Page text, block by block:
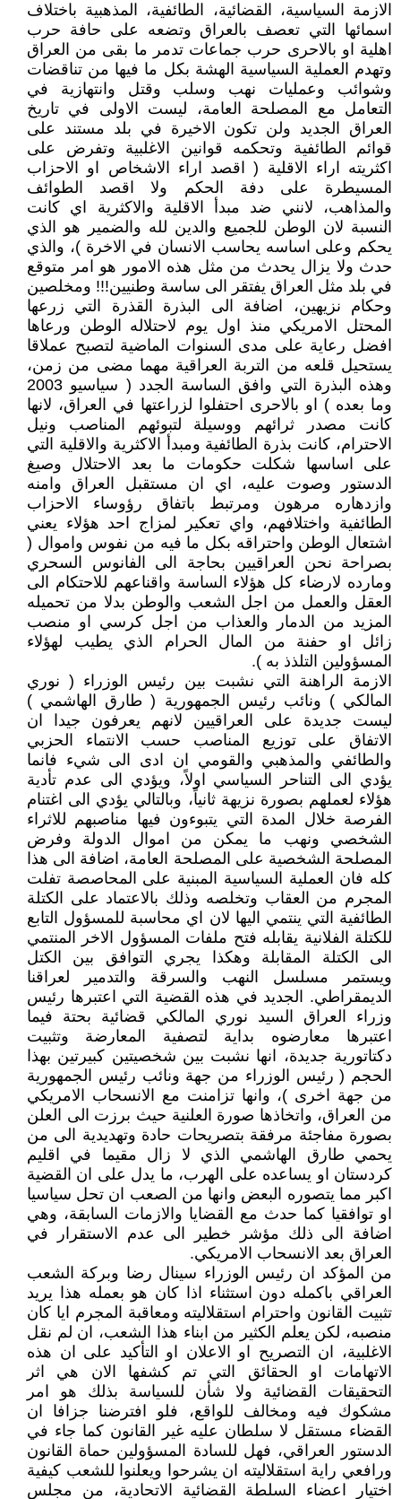
الازمة السياسية، القضائية، الطائفية، المذهبية باختلاف
اسمائها التي تعصف بالعراق وتضعه على حافة حرب
اهلية او بالاحرى حرب جماعات تدمر ما بقى من العراق
وتهدم العملية السياسية الهشة بكل ما فيها من تناقضات
وشوائب وعمليات نهب وسلب وقتل وانتهازية في
التعامل مع المصلحة العامة، ليست الاولى في تاريخ
العراق الجديد ولن تكون الاخيرة في بلد مستند على
قوائم الطائفية وتحكمه قوانين الاغلبية وتفرض على
اكثريته اراء الاقلية ( اقصد اراء الاشخاص او الاحزاب
المسيطرة على دفة الحكم ولا اقصد الطوائف
والمذاهب، لانني ضد مبدأ الاقلية والاكثرية اي كانت
النسبة لان الوطن للجميع والدين لله والضمير هو الذي
يحكم وعلى اساسه يحاسب الانسان في الاخرة )، والذي
حدث ولا يزال يحدث من مثل هذه الامور هو امر متوقع
في بلد مثل العراق يفتقر الى ساسة وطنيين!!! ومخلصين
وحكام نزيهين، اضافة الى البذرة القذرة التي زرعها
المحتل الامريكي منذ اول يوم لاحتلاله الوطن ورعاها
افضل رعاية على مدى السنوات الماضية لتصبح عملاقا
يستحيل قلعه من التربة العراقية مهما مضى من زمن،
وهذه البذرة التي وافق الساسة الجدد ( سياسيو 2003
وما بعده ) او بالاحرى احتفلوا لزراعتها في العراق، لانها
كانت مصدر ثرائهم ووسيلة لتبوئهم المناصب ونيل
الاحترام، كانت بذرة الطائفية ومبدأ الاكثرية والاقلية التي
على اساسها شكلت حكومات ما بعد الاحتلال وصيغ
الدستور وصوت عليه، اي ان مستقبل العراق وامنه
وازدهاره مرهون ومرتبط باتفاق رؤوساء الاحزاب
الطائفية واختلافهم، واي تعكير لمزاج احد هؤلاء يعني
اشتعال الوطن واحتراقه بكل ما فيه من نفوس واموال (
بصراحة نحن العراقيين بحاجة الى الفانوس السحري
ومارده لارضاء كل هؤلاء الساسة واقناعهم للاحتكام الى
العقل والعمل من اجل الشعب والوطن بدلا من تحميله
المزيد من الدمار والعذاب من اجل كرسي او منصب
زائل او حفنة من المال الحرام الذي يطيب لهؤلاء
المسؤولين التلذذ به ).
الازمة الراهنة التي نشبت بين رئيس الوزراء ( نوري
المالكي ) ونائب رئيس الجمهورية ( طارق الهاشمي )
ليست جديدة على العراقيين لانهم يعرفون جيدا ان
الاتفاق على توزيع المناصب حسب الانتماء الحزبي
والطائفي والمذهبي والقومي ان ادى الى شيء فانما
يؤدي الى التناحر السياسي اولاً، ويؤدي الى عدم تأدية
هؤلاء لعملهم بصورة نزيهة ثانياً، وبالتالي يؤدي الى اغتنام
الفرصة خلال المدة التي يتبوءون فيها مناصبهم للاثراء
الشخصي ونهب ما يمكن من اموال الدولة وفرض
المصلحة الشخصية على المصلحة العامة، اضافة الى هذا
كله فان العملية السياسية المبنية على المحاصصة تفلت
المجرم من العقاب وتخلصه وذلك بالاعتماد على الكتلة
الطائفية التي ينتمي اليها لان اي محاسبة للمسؤول التابع
للكتلة الفلانية يقابله فتح ملفات المسؤول الاخر المنتمي
الى الكتلة المقابلة وهكذا يجري التوافق بين الكتل
ويستمر مسلسل النهب والسرقة والتدمير لعراقنا
الديمقراطي. الجديد في هذه القضية التي اعتبرها رئيس
وزراء العراق السيد نوري المالكي قضائية بحتة فيما
اعتبرها معارضوه بداية لتصفية المعارضة وتثبيت
دكتاتورية جديدة، انها نشبت بين شخصيتين كبيرتين بهذا
الحجم ( رئيس الوزراء من جهة ونائب رئيس الجمهورية
من جهة اخرى )، وانها تزامنت مع الانسحاب الامريكي
من العراق، واتخاذها صورة العلنية حيث برزت الى العلن
بصورة مفاجئة مرفقة بتصريحات حادة وتهديدية الى من
يحمي طارق الهاشمي الذي لا زال مقيما في اقليم
كردستان او يساعده على الهرب، ما يدل على ان القضية
اكبر مما يتصوره البعض وانها من الصعب ان تحل سياسيا
او توافقيا كما حدث مع القضايا والازمات السابقة، وهي
اضافة الى ذلك مؤشر خطير الى عدم الاستقرار في
العراق بعد الانسحاب الامريكي.
من المؤكد ان رئيس الوزراء سينال رضا وبركة الشعب
العراقي باكمله دون استثناء اذا كان هو بعمله هذا يريد
تثبيت القانون واحترام استقلاليته ومعاقبة المجرم ايا كان
منصبه، لكن يعلم الكثير من ابناء هذا الشعب، ان لم نقل
الاغلبية، ان التصريح او الاعلان او التأكيد على ان هذه
الاتهامات او الحقائق التي تم كشفها الان هي اثر
التحقيقات القضائية ولا شأن للسياسة بذلك هو امر
مشكوك فيه ومخالف للواقع، فلو افترضنا جزافا ان
القضاء مستقل لا سلطان عليه غير القانون كما جاء في
الدستور العراقي، فهل للسادة المسؤولين حماة القانون
ورافعي راية استقلاليته ان يشرحوا ويعلنوا للشعب كيفية
اختيار اعضاء السلطة القضائية الاتحادية، من مجلس